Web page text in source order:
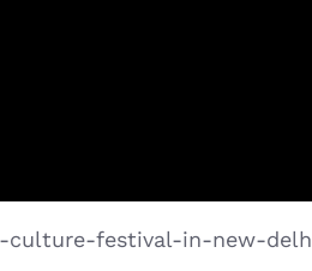
festival-in-new-